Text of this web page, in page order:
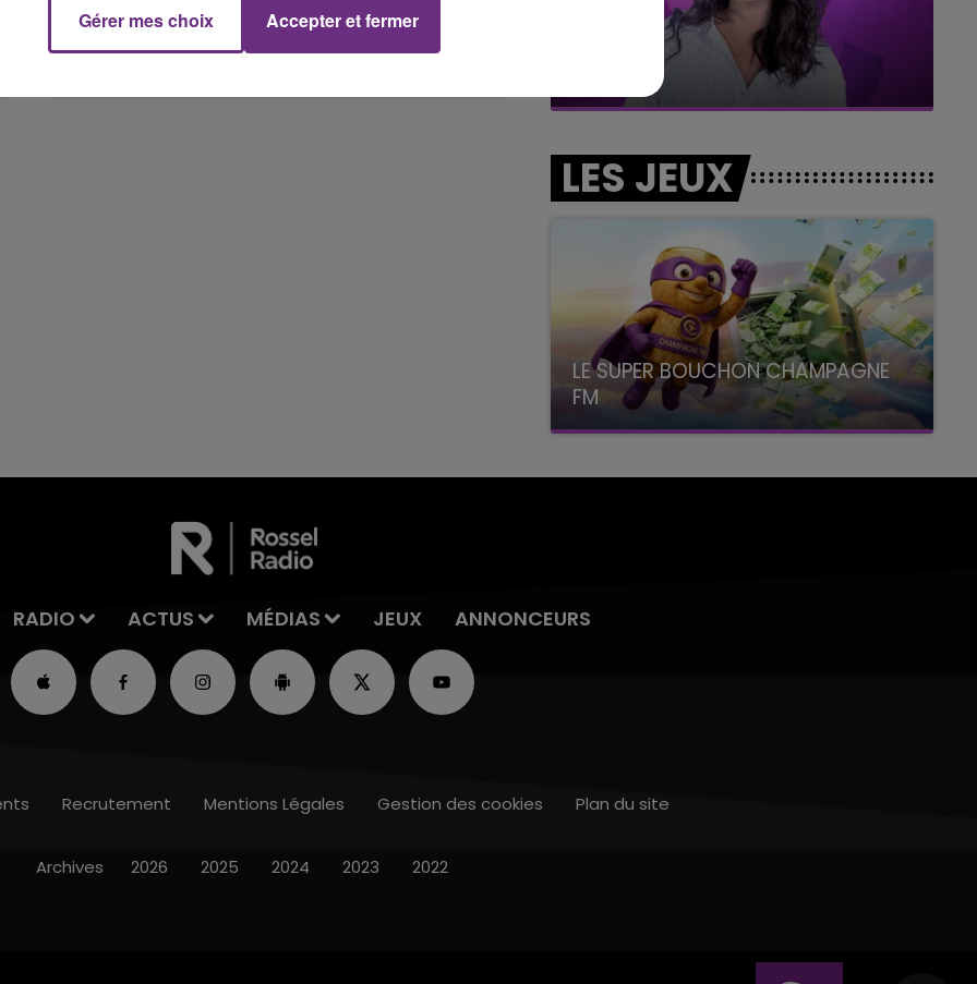
LE MAGASIN JOUÉCLUB DE REIMS FERME
SES PORTES
7h00 - 11h00
Le week-end Champagne FM
LES JEUX
LE SUPER BOUCHON CHAMPAGNE
FM
avec La Famille Champagne FM, à 8H10
RADIO ACTUS MÉDIAS JEUX ANNONCEURS
Recrutement Mentions Légales Gestion des cookies Plan du site
Archives 2026 2025 2024 2023 2022
Gérer mes choix Accepter et fermer